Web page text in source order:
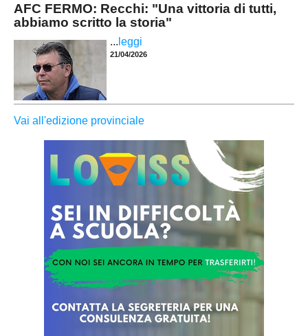
AFC FERMO: Recchi: "Una vittoria di tutti,
abbiamo scritto la storia"
... leggi
21/04/2026
Vai all'edizione provinciale